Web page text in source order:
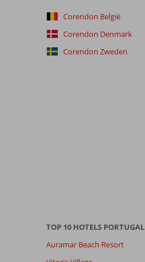
Corendon België
Corendon Denmark
Corendon Zweden
TOP 10 HOTELS PORTUGAL
Auramar Beach Resort